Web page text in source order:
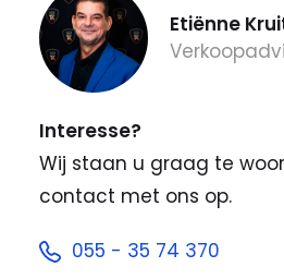
Etiënne
Interesse?
Wij staan u graag te
contact met ons op.
055 - 35 74 370